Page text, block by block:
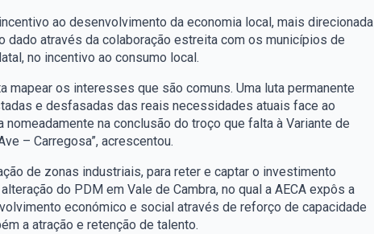
ao desenvolvimento da economia local, mais direcionada
através da colaboração estreita com os municípios de
no incentivo ao consumo local.
mapear os interesses que são comuns. Uma luta permanente
e desfasadas das reais necessidades atuais face ao
na conclusão do troço que falta à Variante de
– Carregosa”, acrescentou.
de zonas industriais, para reter e captar o investimento
do PDM em Vale de Cambra, no qual a AECA expôs a
económico e social através de reforço de capacidade
a atração e retenção de talento.